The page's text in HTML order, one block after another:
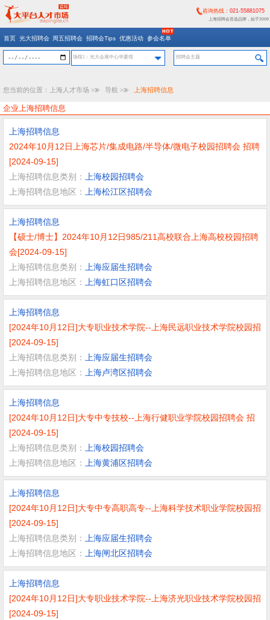
咨询热线： 021-55881075
上海招聘会首选品牌，始于2009
首页 光大招聘会 周五招聘会 招聘会Tips 优惠活动 参会名单
场馆1：光大会展中心华夏馆
您当前的位置： 上海人才市场 >> 导航 >> 上海招聘信息
企业上海招聘信息
上海招聘信息
2024年10月12日上海芯片/集成电路/半导体/微电子校园招聘会 招聘
[2024-09-15]
上海招聘信息类别： 上海校园招聘会
上海招聘信息地区： 上海松江区招聘会
上海招聘信息
【硕士/博士】2024年10月12日985/211高校联合上海高校校园招聘
会[2024-09-15]
上海招聘信息类别： 上海应届生招聘会
上海招聘信息地区： 上海虹口区招聘会
上海招聘信息
[2024年10月12日]大专职业技术学院--上海民远职业技术学院校园招
[2024-09-15]
上海招聘信息类别： 上海应届生招聘会
上海招聘信息地区： 上海卢湾区招聘会
上海招聘信息
[2024年10月12日]大专中专技校--上海行健职业学院校园招聘会 招
[2024-09-15]
上海招聘信息类别： 上海校园招聘会
上海招聘信息地区： 上海黄浦区招聘会
上海招聘信息
[2024年10月12日]大专中专高职高专--上海科学技术职业学院校园招
[2024-09-15]
上海招聘信息类别： 上海应届生招聘会
上海招聘信息地区： 上海闸北区招聘会
上海招聘信息
[2024年10月12日]大专职业技术学院--上海济光职业技术学院校园招
[2024-09-15]